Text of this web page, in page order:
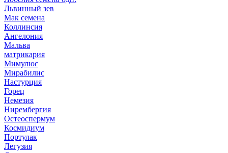
Львинный зев
Мак семена
Коллинсия
Ангелония
Мальва
матрикария
Мимулюс
Мирабилис
Настурция
Горец
Немезия
Нирембергия
Остеоспермум
Космидиум
Портулак
Легузия